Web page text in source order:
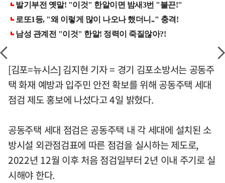
[김포=뉴시스] 김지현 기자 = 경기 김포소방서는 공동주
택 화재 예방과 입주민 안전 확보를 위해 공동주택 세대
점검 제도 홍보에 나섰다고 4일 밝혔다.
공동주택 세대 점검은 공동주택 내 각 세대에 설치된 소
방시설 외관점검표에 따른 점검을 실시하는 제도로,
2022년 12월 이후 처음 점검일부터 2년 이내 주기로 실
시해야 한다.